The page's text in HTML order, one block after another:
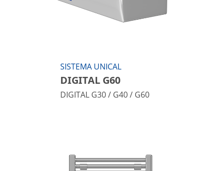
SISTEMA UNICAL
DIGITAL G60
DIGITAL G30 / G40 / G60